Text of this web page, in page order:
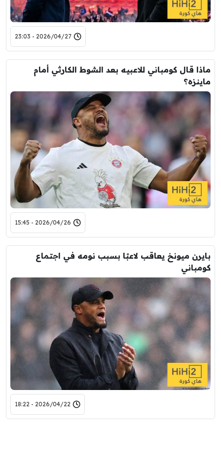
2026/04/27 - 23:03
ماذا قال كومباني للاعبيه بعد الشوط الكارثي أمام
ماينزه؟
2026/04/26 - 15:45
بايرن ميونخ يعاقب لاعبًا بسبب نومه في اجتماع
كومباني
2026/04/22 - 18:22